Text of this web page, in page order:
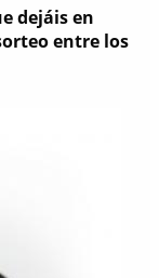
dejáis en
entre los